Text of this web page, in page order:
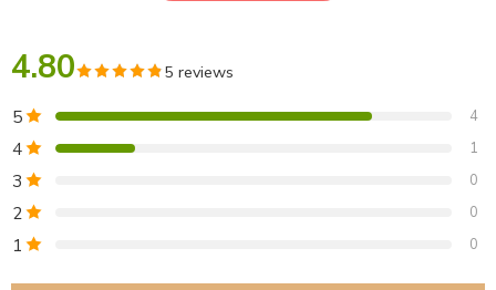
4.80 5 reviews
5 4
4 1
3 0
2 0
1 0